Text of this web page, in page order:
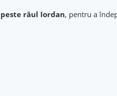
râul Iordan, pentru a